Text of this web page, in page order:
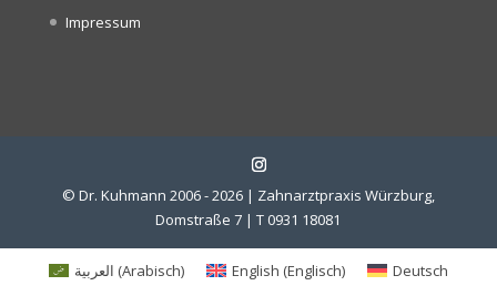
Impressum
© Dr. Kuhmann 2006 - 2026 | Zahnarztpraxis Würzburg,
Domstraße 7 | T 0931 18081
العربية (Arabisch) English (Englisch) Deutsch